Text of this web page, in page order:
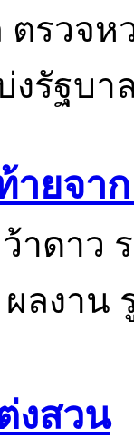
ตรวจ
รัฐบา
ยจาก
าดาว
ลงาน
งสวน